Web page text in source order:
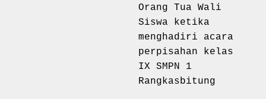
Orang Tua Wali
Siswa ketika
menghadiri acara
perpisahan kelas
IX SMPN 1
Rangkasbitung